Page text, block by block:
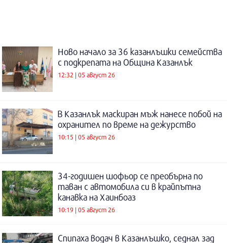
Ново начало за 36 казанлъшки семейства
с подкрепата на Община Казанлък
12:32 | 05 август 26
В Казанлък маскиран мъж нанесе побой на
охранител по време на дежурство
10:15 | 05 август 26
34-годишен шофьор се преобърна по
таван с автомобила си в крайпътна
канавка на Хаинбоаз
10:19 | 05 август 26
Спипаха водач в Казанлъшко, седнал зад